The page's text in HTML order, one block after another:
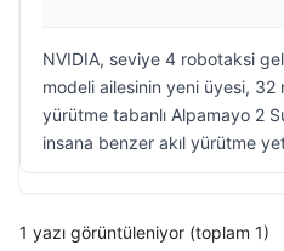
NVIDIA, seviye 4 robotaksi
modeli ailesinin yeni üyesi, 32
yürütme tabanlı Alpamayo 2
insana benzer akıl yürütme
1 yazı görüntüleniyor (toplam 1)